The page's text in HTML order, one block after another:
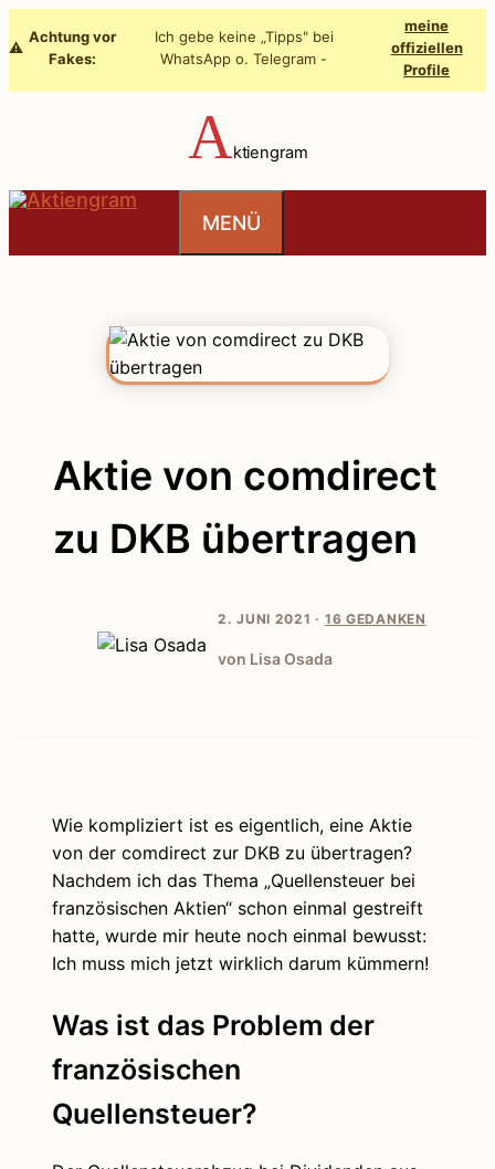
Inhalt
⚠️
Achtung vor
Fakes:
Ich gebe keine „Tipps" bei
WhatsApp o. Telegram -
meine
offiziellen
Profile
Aktiengram
MENÜ
Aktie von comdirect
zu DKB übertragen
2. JUNI 2021 · 16 GEDANKEN
von Lisa Osada
Wie kompliziert ist es eigentlich, eine Aktie
von der comdirect zur DKB zu übertragen?
Nachdem ich das Thema „Quellensteuer bei
französischen Aktien“ schon einmal gestreift
hatte, wurde mir heute noch einmal bewusst:
Ich muss mich jetzt wirklich darum kümmern!
Was ist das Problem der
französischen
Quellensteuer?